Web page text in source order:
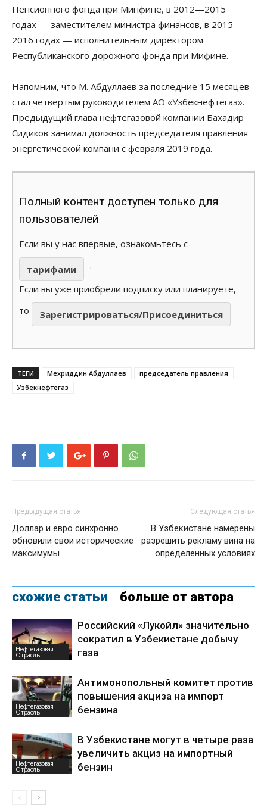
Пенсионного фонда при Минфине, в 2012—2015
годах — заместителем министра финансов, в 2015—
2016 годах — исполнительным директором
Республиканского дорожного фонда при Мифине.
Напомним, что М. Абдуллаев за последние 15 месяцев
стал четвертым руководителем АО «Узбекнефтегаз».
Предыдущий глава нефтегазовой компании Бахадир
Сидиков занимал должность председателя правления
энергетической компани с февраля 2019 года.
Полный контент доступен только для
пользователей
Если вы у нас впервые, ознакомьтесь с
тарифами
.
Если вы уже приобрели подписку или планируете,
то
Зарегистрироваться/Присоединиться
ТЕГИ Мехриддин Абдуллаев
председатель правления
Узбекнефтегаз
Предыдущая статья
Доллар и евро синхронно
обновили свои исторические
максимумы
Следующая статья
В Узбекистане намерены
разрешить рекламу вина на
определенных условиях
схожие статьи больше от автора
Нефтегазовая
Отрасль
Российский «Лукойл» значительно
сократил в Узбекистане добычу
газа
Нефтегазовая
Отрасль
Антимонопольный комитет против
повышения акциза на импорт
бензина
Нефтегазовая
Отрасль
В Узбекистане могут в четыре раза
увеличить акциз на импортный
бензин